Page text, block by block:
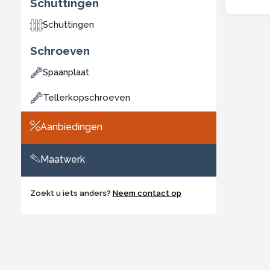
Schuttingen
Schuttingen
Schroeven
Spaanplaat
Tellerkopschroeven
Aanbiedingen
Maatwerk
Zoekt u iets anders? Neem contact op